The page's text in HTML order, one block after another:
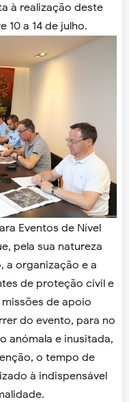
à realização deste
10 a 14 de julho.
Eventos de Nível
pela sua natureza
a organização e a
de proteção civil e
de apoio
do evento, para no
anómala e inusitada,
o tempo de
à indispensável